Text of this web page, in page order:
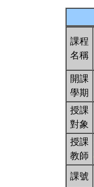
課程
名稱
開課
學期
授課
對象
授課
教師
課號